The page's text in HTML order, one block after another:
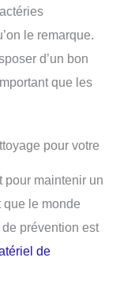
le remarque.
d’un bon
que les
pour votre
pour maintenir un
le monde
prévention est
de